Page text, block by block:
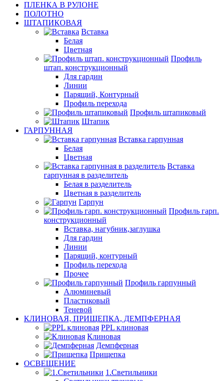
ПЛЕНКА В РУЛОНЕ
ПОЛОТНО
ШТАПИКОВАЯ
Вставка
Белая
Цветная
Профиль
штап. конструкционный
Для гардин
Линии
Парящий, Контурный
Профиль перехода
Профиль штапиковый
Штапик
ГАРПУННАЯ
Вставка гарпунная
Белая
Цветная
Вставка
гарпунная в разделитель
Белая в разделитель
Цветная в разделитель
Гарпун
Профиль гарп.
конструкционный
Вставка, нагубник,заглушка
Для гардин
Линии
Парящий, контурный
Профиль перехода
Прочее
Профиль гарпунный
Алюминевый
Пластиковый
Теневой
КЛИНОВАЯ, ПРИЩЕПКА, ДЕМПФЕРНАЯ
PPL клиновая
Клиновая
Демпферная
Прищепка
ОСВЕЩЕНИЕ
1.Светильники